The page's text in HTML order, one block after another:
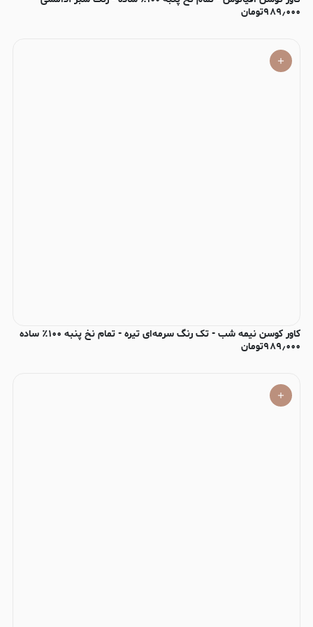
۹۸۹٫۰۰۰تومان
کاور کوسن نیمه‌ شب - تک رنگ سرمه‌ای تیره - تمام نخ پنبه ۱۰۰٪ ساده
۹۸۹٫۰۰۰تومان